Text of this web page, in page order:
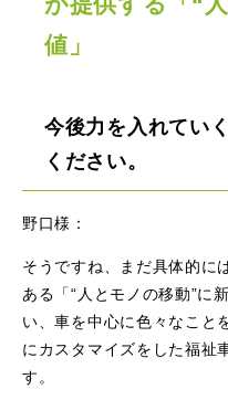
値」
今後力を入れてい
ください。
野口様：
そうですね、まだ具体的に
ある「“人とモノの移動”に
い、車を中心に色々なこと
にカスタマイズをした福祉
す。